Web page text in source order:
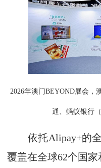
2026年澳门BEYOND展会，
通、蚂蚁银行
依托Alipay+的全
覆盖在全球62个国